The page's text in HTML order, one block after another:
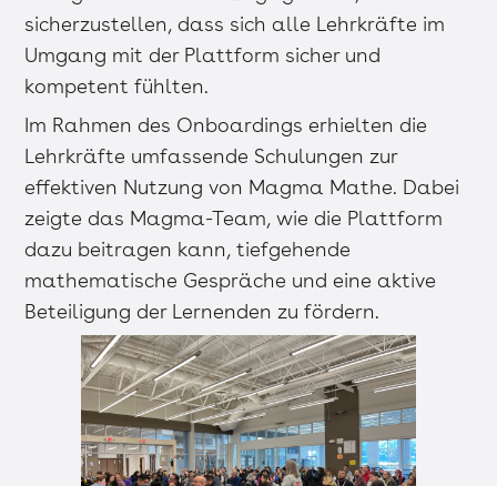
sicherzustellen, dass sich alle Lehrkräfte im
Umgang mit der Plattform sicher und
kompetent fühlten.
Im Rahmen des Onboardings erhielten die
Lehrkräfte umfassende Schulungen zur
effektiven Nutzung von Magma Mathe. Dabei
zeigte das Magma-Team, wie die Plattform
dazu beitragen kann, tiefgehende
mathematische Gespräche und eine aktive
Beteiligung der Lernenden zu fördern.